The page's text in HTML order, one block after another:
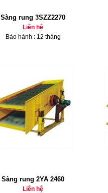
Sàng rung 3SZZ2270
Liên hệ
Bảo hành : 12 tháng
Sàng rung 2YA 2460
Liên hệ